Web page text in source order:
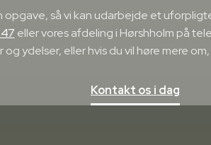
opgave, så vi kan udarbejde et
47 eller vores afdeling i Hørshholm på
og ydelser, eller hvis du vil høre mere
Kontakt os i dag